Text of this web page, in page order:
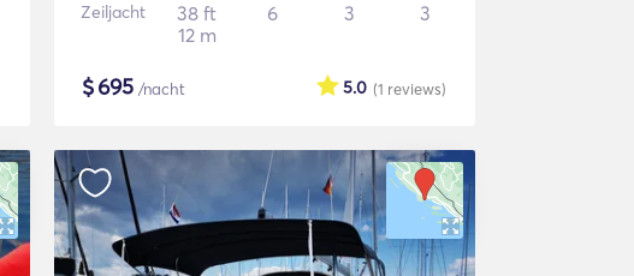
Zeiljacht
38 ft
12 m
6 3 3
$695 /nacht (1 reviews)
5.0